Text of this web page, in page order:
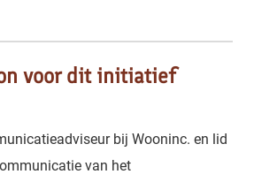
voor dit initiatief
bij Wooninc. en lid
van het